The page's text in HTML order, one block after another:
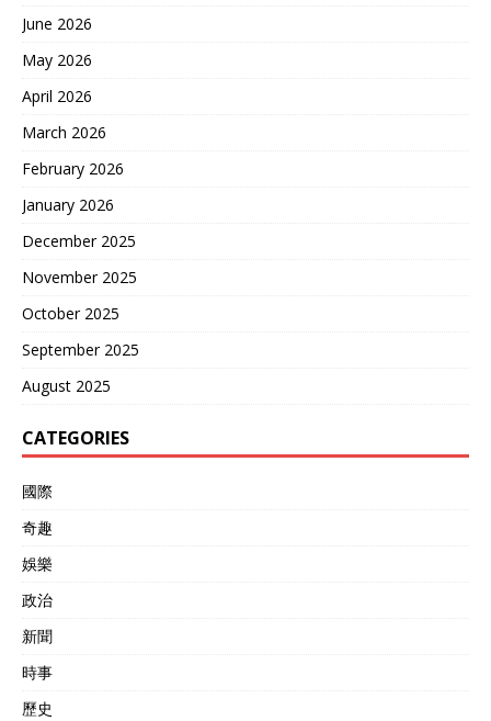
June 2026
May 2026
April 2026
March 2026
February 2026
January 2026
December 2025
November 2025
October 2025
September 2025
August 2025
CATEGORIES
國際
奇趣
娛樂
政治
新聞
時事
歷史